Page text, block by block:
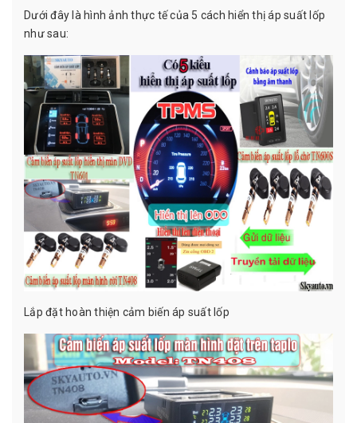
Dưới đây là hình ảnh thực tế của 5 cách hiển thị áp suất lốp
như sau:
Lắp đặt hoàn thiện cảm biến áp suất lốp